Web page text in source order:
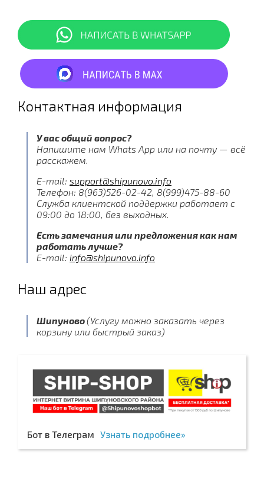
Контактная информация
У вас общий вопрос?
Напишите нам Whats App или на почту — всё
расскажем.
E-mail: support@shipunovo.info
Телефон: 8(963)526-02-42, 8(999)475-88-60
Служба клиентской поддержки работает с
09:00 до 18:00, без выходных.
Есть замечания или предложения как нам
работать лучше?
E-mail: info@shipunovo.info
Наш адрес
Шипуново(Услугу можно заказать через
корзину или быстрый заказ)
Бот в Телеграм Узнать подробнее»